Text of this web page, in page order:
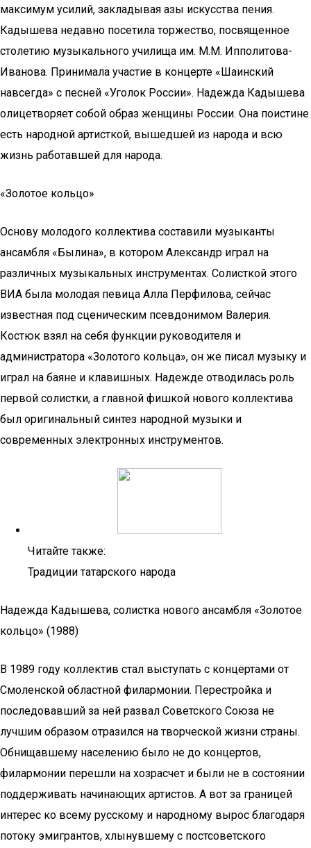
максимум усилий, закладывая азы искусства пения.
Кадышева недавно посетила торжество, посвященное
столетию музыкального училища им. М.М. Ипполитова-
Иванова. Принимала участие в концерте «Шаинский
навсегда» с песней «Уголок России». Надежда Кадышева
олицетворяет собой образ женщины России. Она поистине
есть народной артисткой, вышедшей из народа и всю
жизнь работавшей для народа.
«Золотое кольцо»
Основу молодого коллектива составили музыканты
ансамбля «Былина», в котором Александр играл на
различных музыкальных инструментах. Солисткой этого
ВИА была молодая певица Алла Перфилова, сейчас
известная под сценическим псевдонимом Валерия.
Костюк взял на себя функции руководителя и
администратора «Золотого кольца», он же писал музыку и
играл на баяне и клавишных. Надежде отводилась роль
первой солистки, а главной фишкой нового коллектива
был оригинальный синтез народной музыки и
современных электронных инструментов.
Читайте также:
Традиции татарского народа
Надежда Кадышева, солистка нового ансамбля «Золотое
кольцо» (1988)
В 1989 году коллектив стал выступать с концертами от
Смоленской областной филармонии. Перестройка и
последовавший за ней развал Советского Союза не
лучшим образом отразился на творческой жизни страны.
Обнищавшему населению было не до концертов,
филармонии перешли на хозрасчет и были не в состоянии
поддерживать начинающих артистов. А вот за границей
интерес ко всему русскому и народному вырос благодаря
потоку эмигрантов, хлынувшему с постсоветского